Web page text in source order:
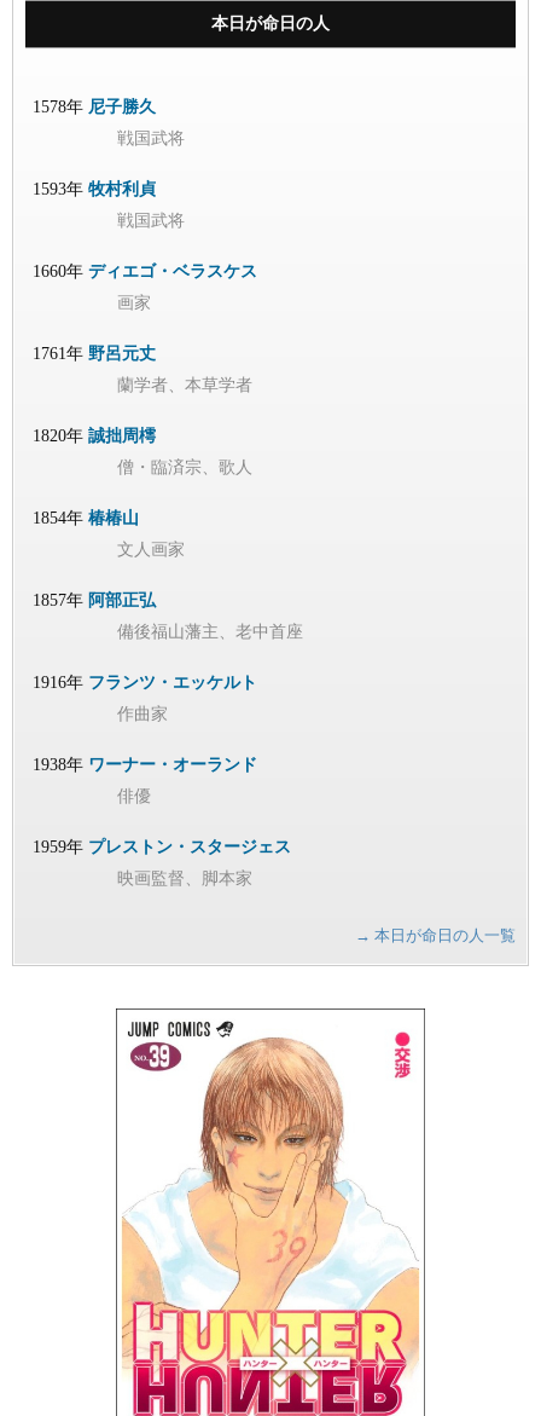
本日が命日の人
1578年 尼子勝久
戦国武将
1593年 牧村利貞
戦国武将
1660年 ディエゴ・ベラスケス
画家
1761年 野呂元丈
蘭学者、本草学者
1820年 誠拙周樗
僧・臨済宗、歌人
1854年 椿椿山
文人画家
1857年 阿部正弘
備後福山藩主、老中首座
1916年 フランツ・エッケルト
作曲家
1938年 ワーナー・オーランド
俳優
1959年 プレストン・スタージェス
映画監督、脚本家
→ 本日が命日の人一覧